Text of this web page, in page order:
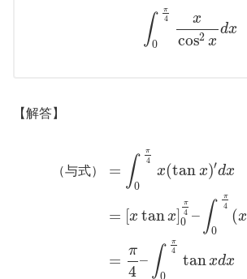
∫
π
4
0
x
cos2 x
dx
【解答】
（与式） =
=
=
∫
π
4
0
x(tan x)′dx
[x tanx]
π
4
0 – ∫
π
4
0
(x
π
4
– ∫
π
4
tanxdx